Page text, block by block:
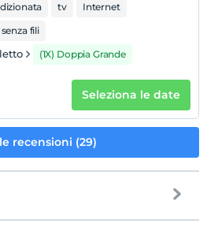
tv
Internet
fili
(1X) Doppia Grande
Seleziona le date
recensioni (29)